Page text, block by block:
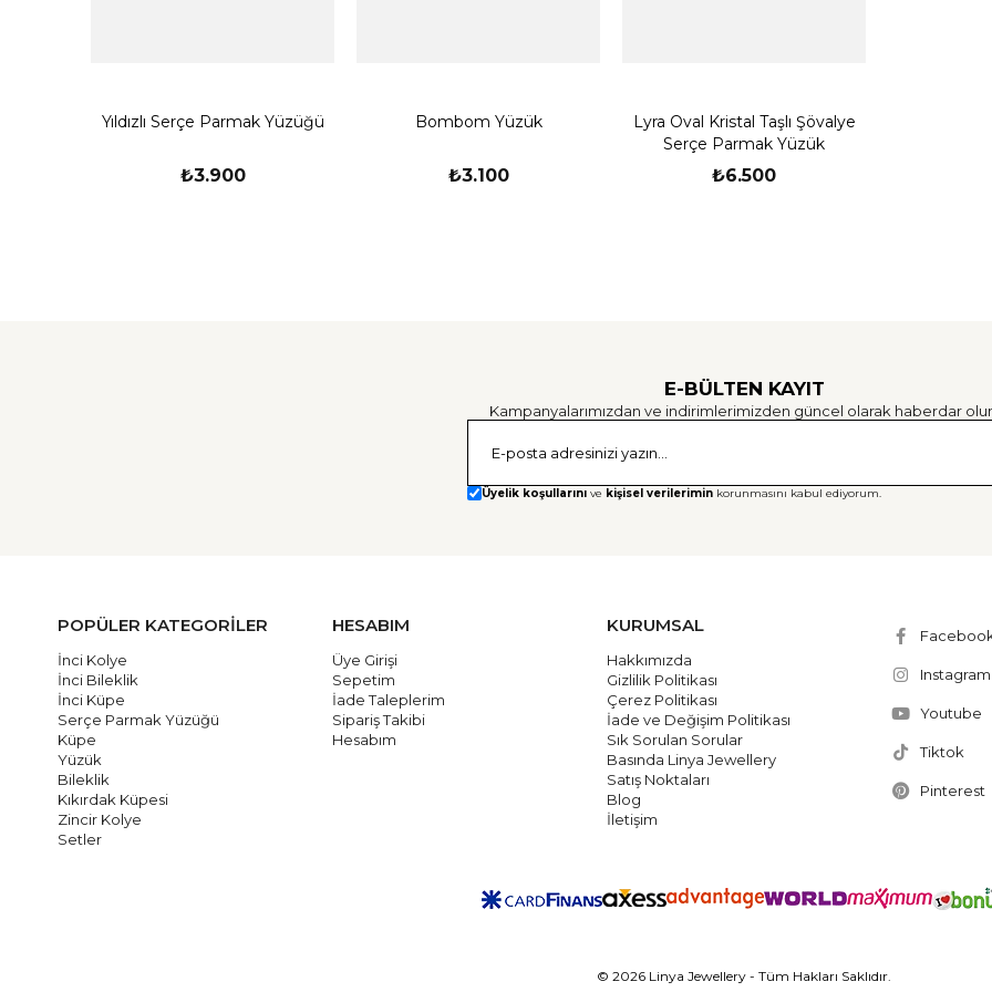
Yıldızlı Serçe Parmak Yüzüğü
₺3.900
Bombom Yüzük
₺3.100
Lyra Oval Kristal Taşlı Şövalye
Serçe Parmak Yüzük
₺6.500
E-BÜLTEN KAYIT
Kampanyalarımızdan ve indirimlerimizden güncel olarak haberdar
Üyelik koşullarını ve kişisel verilerimin korunmasını kabul ediyorum.
POPÜLER KATEGORİLER
İnci Kolye
İnci Bileklik
İnci Küpe
Serçe Parmak Yüzüğü
Küpe
Yüzük
Bileklik
Kıkırdak Küpesi
Zincir Kolye
Setler
HESABIM
Üye Girişi
Sepetim
İade Taleplerim
Sipariş Takibi
Hesabım
KURUMSAL
Hakkımızda
Gizlilik Politikası
Çerez Politikası
İade ve Değişim Politikası
Sık Sorulan Sorular
Basında Linya Jewellery
Satış Noktaları
Blog
İletişim
Instagram
Youtube
Tiktok
Pinterest
© 2026 Linya Jewellery - Tüm Hakları Saklıdır.